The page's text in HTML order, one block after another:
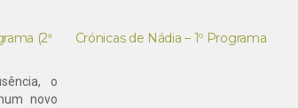
(2ª
o
novo
Crónicas de Nádia – 1º Programa